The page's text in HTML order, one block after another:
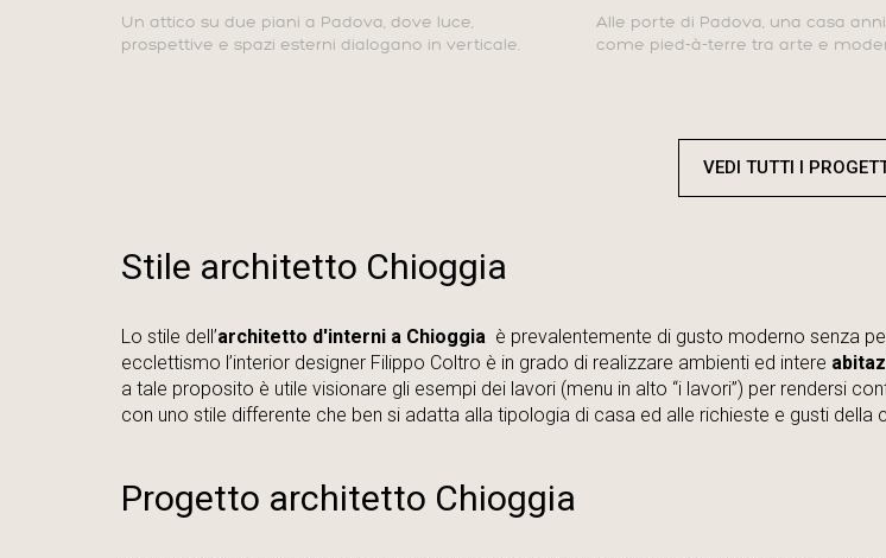
Un attico su due piani a Padova, dove luce,
prospettive e spazi esterni dialogano in verticale.
Alle porte di Padova, una casa anni
come pied-à-terre tra arte e
VEDI TUTTI I
Stile architetto Chioggia
Lo stile dell’architetto d'interni a Chioggia è prevalentemente di gusto moderno senza
ecclettismo l’interior designer Filippo Coltro è in grado di realizzare ambienti ed intere
a tale proposito è utile visionare gli esempi dei lavori (menu in alto “i lavori”) per rendersi
con uno stile differente che ben si adatta alla tipologia di casa ed alle richieste e gusti della
Progetto architetto Chioggia